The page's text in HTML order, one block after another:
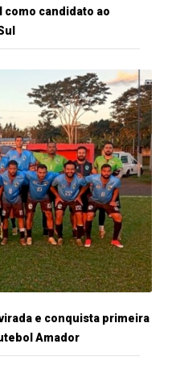
como candidato ao
e conquista primeira
Amador